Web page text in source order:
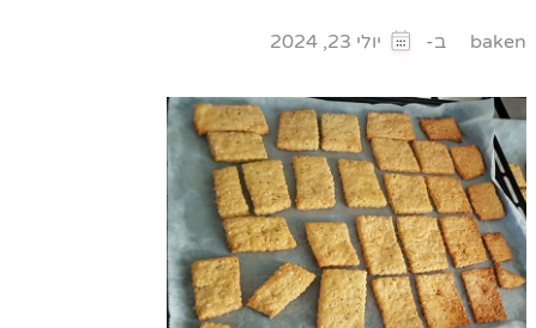
baken ב- יולי 23, 2024